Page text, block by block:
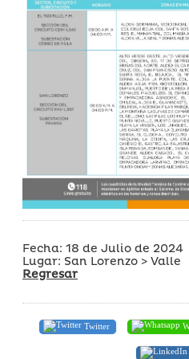
Fecha: 18 de Julio de 2024
Lugar: San Lorenzo > Valle
Regresar
Twitter